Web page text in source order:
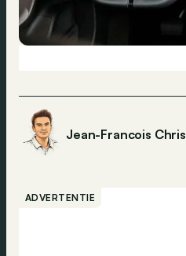
Jean-Francois
ADVERTENTIE